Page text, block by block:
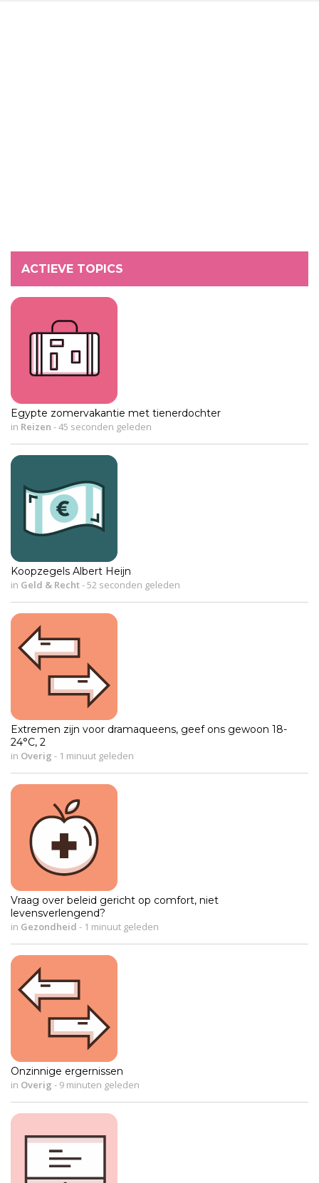
ACTIEVE TOPICS
Egypte zomervakantie met tienerdochter
in Reizen -45 seconden geleden
Koopzegels Albert Heijn
in Geld & Recht-52 seconden geleden
Extremen zijn voor dramaqueens, geef ons gewoon 18-
24°C, 2
in Overig - 1 minuut geleden
Vraag over beleid gericht op comfort, niet
levensverlengend?
in Gezondheid - 1 minuut geleden
Onzinnige ergernissen
in Overig - 9 minuten geleden